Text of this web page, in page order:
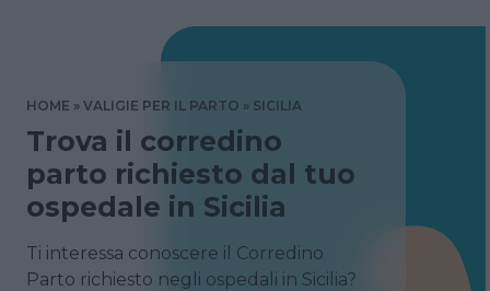
HOME VALIGIE PER IL PARTO SICILIA
Trova il corredino
parto richiesto dal tuo
ospedale in Sicilia
Ti interessa conoscere il Corredino
Parto richiesto negli ospedali in Sicilia?